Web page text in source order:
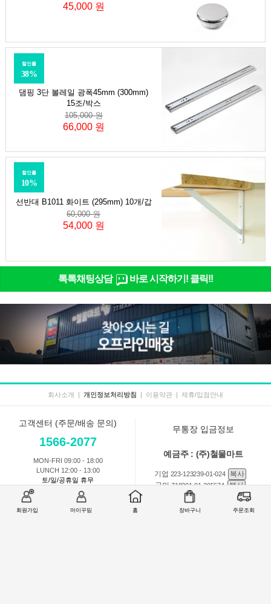
회원가입 마이꾸밈 홈 장바구니 주문조회
45,000 원
댐핑 3단 볼레일 광폭45mm (300mm)
15조/박스
할인률
38%
105,000 원
66,000 원
선반대 B1011 화이트 (295mm) 10개/갑
할인률
10%
60,000 원
54,000 원
톡톡채팅상담 바로 시작하기! 클릭!!
회사소개 | 개인정보처리방침 | 이용약관 | 제휴/입점안내
고객센터 (주문/배송 문의)
1566-2077
MON-FRI 09:00 - 18:00
LUNCH 12:00 - 13:00
토/일/공휴일 휴무
무통장 입금정보
예금주 : (주)철물마트
기업 223-123239-01-024
복사
국민718201-01-205674
복사
301-0168-3882-11 복사